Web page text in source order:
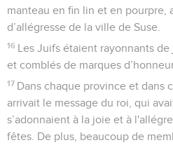
manteau en fin lin et en pourpre,
d’allégresse de la ville de Suse.
16 Les Juifs étaient rayonnants de
et comblés de marques
17 Dans chaque province et dans
arrivait le message du roi, qui
s’adonnaient à la joie et à
fêtes. De plus, beaucoup de